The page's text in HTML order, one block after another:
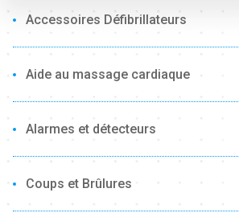
Accessoires Défibrillateurs
Aide au massage cardiaque
Alarmes et détecteurs
Coups et Brûlures